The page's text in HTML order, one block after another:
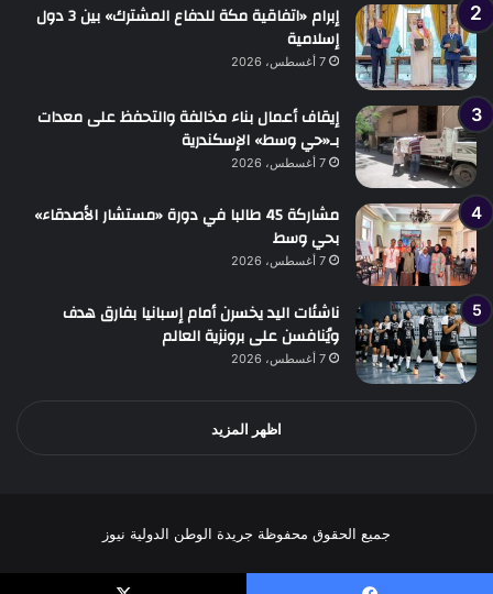
إبرام «اتفاقية مكة للدفاع المشترك» بين 3 دول
إسلامية
7 أغسطس، 2026
إيقاف أعمال بناء مخالفة والتحفظ على معدات
بـ«حي وسط» الإسكندرية
7 أغسطس، 2026
مشاركة 45 طالبا في دورة «مستشار الأصدقاء»
بحي وسط
7 أغسطس، 2026
ناشئات اليد يخسرن أمام إسبانيا بفارق هدف
ويُنافسن على برونزية العالم
7 أغسطس، 2026
اظهر المزيد
جميع الحقوق محفوظة جريدة الوطن الدولية نيوز